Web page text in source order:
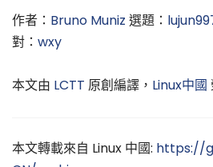
作者： Bruno Muniz 選題：
對： wxy
本文由 LCTT 原創編譯， Linux中國
本文轉載來自 Linux 中國: https://